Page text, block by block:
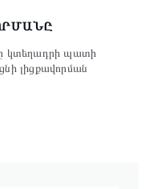
կտեղադրի պատի
լիցքավորման